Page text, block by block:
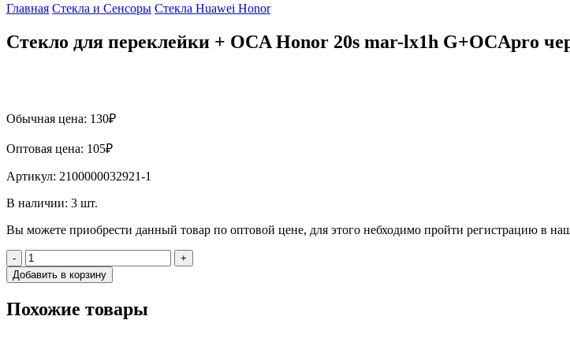
Главная Стекла и Сенсоры Стекла Huawei Honor
Стекло для переклейки + OCA Honor 20s mar-lx1h G+OCApro
Обычная цена: 130₽
Оптовая цена: 105₽
Артикул: 2100000032921-1
В наличии: 3 шт.
Вы можете приобрести данный товар по оптовой цене, для этого небходимо пройти регистрацию в
-
+
Добавить в корзину
Похожие товары